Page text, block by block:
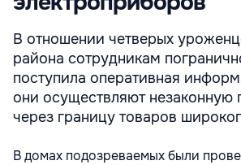
В отношении четверых
района сотрудникам
поступила оперативная
они осуществляют незаконную
через границу товаров
В домах подозреваемых были